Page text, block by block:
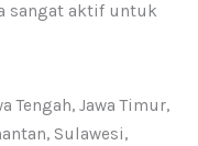
sangat aktif untuk
Tengah, Jawa Timur,
Sulawesi,